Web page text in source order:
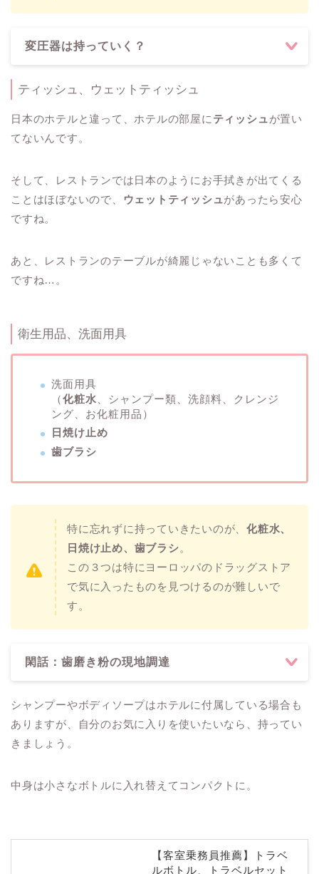
変圧器は持っていく？
ティッシュ、ウェットティッシュ
日本のホテルと違って、ホテルの部屋に ティッシュ が置い
てないんです。
そして、レストランでは日本のようにお手拭きが出てくる
ことはほぼないので、 ウェットティッシュがあったら安心
ですね。
あと、レストランのテーブルが綺麗じゃないことも多くて
ですね…。
衛生用品、洗面用具
洗面用具
（化粧水 、シャンプー類、洗顔料、クレンジ
ング、お化粧用品）
日焼け止め
歯ブラシ
特に忘れずに持っていきたいのが、化粧水、
日焼け止め、歯ブラシ。
この３つは特にヨーロッパのドラッグストア
で気に入ったものを見つけるのが難しいで
す。
閑話：歯磨き粉の現地調達
シャンプーやボディソープはホテルに付属している場合も
ありますが、自分のお気に入りを使いたいなら、持ってい
きましょう。
中身は小さなボトルに入れ替えてコンパクトに。
【客室乗務員推薦】トラベ
ルボトル、トラベルセット